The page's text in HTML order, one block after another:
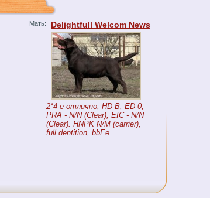
Мать: Delightfull Welcom News
2*4-е отлично, HD-B, ED-0,
PRA - N/N (Clear), EIC - N/N
(Clear). HNPK N/M (carrier),
full dentition, bbEe